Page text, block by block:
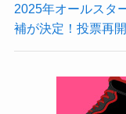
2025年オールスタ
補が決定！投票再